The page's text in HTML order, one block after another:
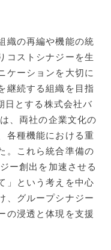
織の再編や機能の統
コストシナジーを生
ケーションを大切に
継続する組織を目指
日とする株式会社バ
、両社の企業文化の
各種機能における重
。これら統合準備の
ー創出を加速させる
」という考えを中心
、グループシナジー
の浸透と体現を支援